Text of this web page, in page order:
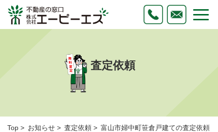
査定依頼
Top お知らせ 査定依頼 富山市婦中町笹倉戸建ての査定依頼